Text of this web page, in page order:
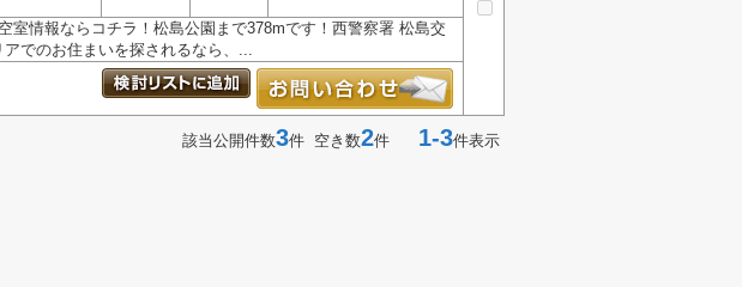
室情報ならコチラ！松島公園まで378mです！西警察署 松島交
でのお住まいを探されるなら、...
該当公開件数3件 空き数2件 1-3件表示